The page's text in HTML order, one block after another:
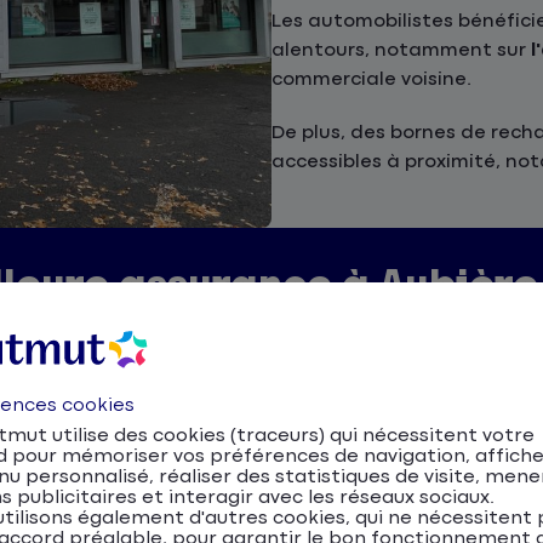
Les automobilistes
alentours, notamment sur
commerciale voisine.
De plus, des bornes de
accessibles à proximité,
assurance à Aubière
de plusieurs éléments :
pour comparer les offres et choisir la
cookies
utilise des cookies (traceurs) qui nécessitent votre
pour mémoriser vos préférences de navigation,
personnalisé, réaliser des statistiques de visite,
publicitaires et interagir avec les réseaux sociaux.
également d'autres cookies, qui ne nécessitent
préalable, pour garantir le bon fonctionnement